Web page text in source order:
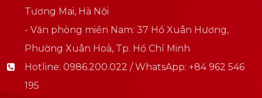
Tương Mai, Hà Nội
- Văn phòng miền Nam: 37 Hồ Xuân Hương,
Phường Xuân Hoà, Tp. Hồ Chí Minh
Hotline: 0986.200.022 / WhatsApp: +84 962 546
195